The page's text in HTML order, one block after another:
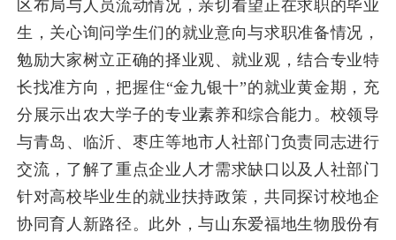
区布局与人员流动情况，亲切看望正在求职的毕业
生，关心询问学生们的就业意向与求职准备情况，
勉励大家树立正确的择业观、就业观，结合专业特
长找准方向，把握住“金九银十”的就业黄金期，充
分展示出农大学子的专业素养和综合能力。校领导
与青岛、临沂、枣庄等地市人社部门负责同志进行
交流，了解了重点企业人才需求缺口以及人社部门
针对高校毕业生的就业扶持政策，共同探讨校地企
协同育人新路径。此外，与山东爱福地生物股份有